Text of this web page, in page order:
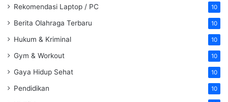
Rekomendasi Laptop / PC 10
Berita Olahraga Terbaru 10
Hukum & Kriminal 10
Gym & Workout 10
Gaya Hidup Sehat 10
Pendidikan 10